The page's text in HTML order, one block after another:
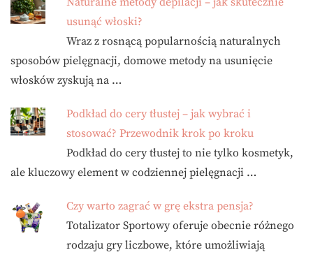
usunąć włoski?
Wraz z rosnącą popularnością naturalnych
sposobów pielęgnacji, domowe metody na usunięcie
włosków zyskują na …
Podkład do cery tłustej – jak wybrać i
stosować? Przewodnik krok po kroku
Podkład do cery tłustej to nie tylko kosmetyk,
ale kluczowy element w codziennej pielęgnacji …
Czy warto zagrać w grę ekstra pensja?
Totalizator Sportowy oferuje obecnie różnego
rodzaju gry liczbowe, które umożliwiają